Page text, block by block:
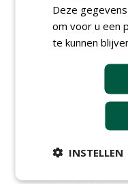
AGENDA
Deze
om voor u een
te kunnen
INSTELLEN